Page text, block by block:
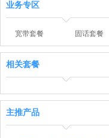
业务专区
宽带套餐 固话套餐
相关套餐
主推产品